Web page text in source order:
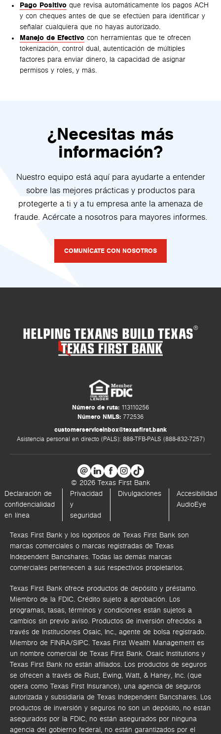
Pago Positivo que revisa automáticamente los pagos ACH
y con cheques antes de que se efectúen para identificar y
señalar cualquiera que no hayas autorizado.
Manejo de Efectivo con herramientas que te ofrecen
tokenización, control dual, autenticación de múltiples
factores para enviar dinero, la capacidad de asignar
permisos y roles, y más.
¿Necesitas más
información?
Nuestro equipo está aquí para ayudarte a entender
sobre las mejores prácticas y productos para
protegerte a ti y a tu empresa ante la amenaza de
fraude. Acércate a nosotros para mayores informes.
COMUNÍCATE CON NOSOTROS
HELPING TEXANS BUILD TEXAS®
Número de ruta: 113110256
Número NMLS: 772536
customerserviceinbox@texasfirst.bank
Asistencia personal en directo (PALS): 888-TFB-PALS (888-832-7257)
© 2026 Texas First Bank
Declaración de
confidencialidad
en línea
Privacidad
y
seguridad
Divulgaciones
Accesibilidad
AudioEye
Texas First Bank y los logotipos de Texas First Bank son
marcas comerciales o marcas registradas de Texas
Independent Bancshares. Todas las demás marcas
comerciales pertenecen a sus respectivos propietarios.
Texas First Bank ofrece productos de depósito y préstamo.
Miembro de la FDIC. Crédito sujeto a aprobación. Los
programas, tasas, términos y condiciones están sujetos a
cambios sin previo aviso. Productos de inversión ofrecidos a
través de Instituciones Osaic, Inc., agente de bolsa registrado.
Miembro de FINRA/SIPC. Texas First Wealth Management es
un nombre comercial de Texas First Bank. Osaic Institutions y
Texas First Bank no están afiliados. Los productos de seguros
se ofrecen a través de Rust, Ewing, Watt, & Haney, Inc. (que
opera como Texas First Insurance), una agencia de seguros
autorizada y subsidiaria de Texas Independent Bancshares. Los
productos de inversión y seguros no son un depósito, no están
asegurados por la FDIC, no están asegurados por ninguna
agencia del gobierno federal, no están garantizados por el